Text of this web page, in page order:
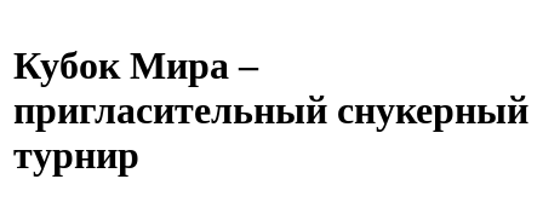
Кубок Мира –
пригласительный снукерный
турнир